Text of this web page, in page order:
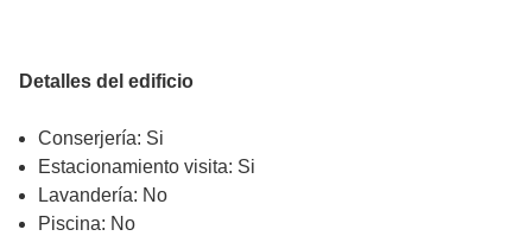
Detalles del edificio
Conserjería: Si
Estacionamiento visita: Si
Lavandería: No
Piscina: No